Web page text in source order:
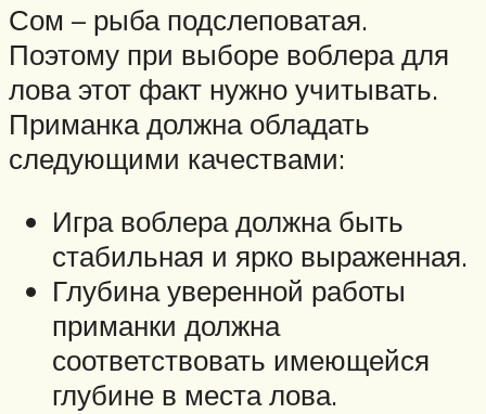
Сом – рыба подслеповатая.
Поэтому при выборе воблера для
лова этот факт нужно учитывать.
Приманка должна обладать
следующими качествами:
Игра воблера должна быть
стабильная и ярко выраженная.
Глубина уверенной работы
приманки должна
соответствовать имеющейся
глубине в места лова.